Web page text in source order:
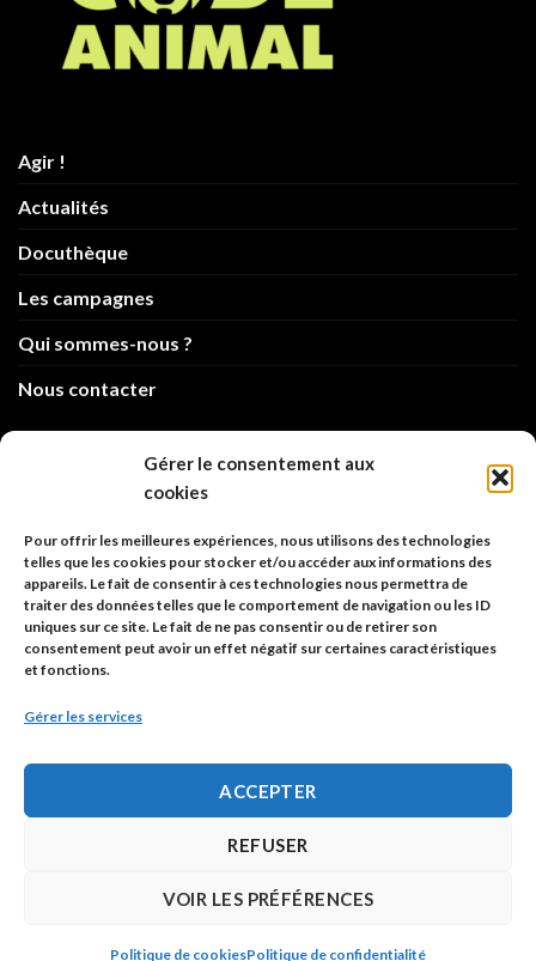
Gérer le consentement aux
cookies
Pour offrir les meilleures expériences, nous utilisons des technologies
telles que les cookies pour stocker et/ou accéder aux informations des
appareils. Le fait de consentir à ces technologies nous permettra de
traiter des données telles que le comportement de navigation ou les ID
uniques sur ce site. Le fait de ne pas consentir ou de retirer son
consentement peut avoir un effet négatif sur certaines caractéristiques
et fonctions.
Gérer les services
ACCEPTER
REFUSER
VOIR LES PRÉFÉRENCES
Politique de cookiesPolitique de confidentialité
Agir !
Actualités
Docuthèque
Les campagnes
Qui sommes-nous ?
Nous contacter
info@code-animal.com
Code Animal
26, rue principale
67480 Roppenheim
Adresse à utiliser pour les envois en AR.
Politique de confidentialité